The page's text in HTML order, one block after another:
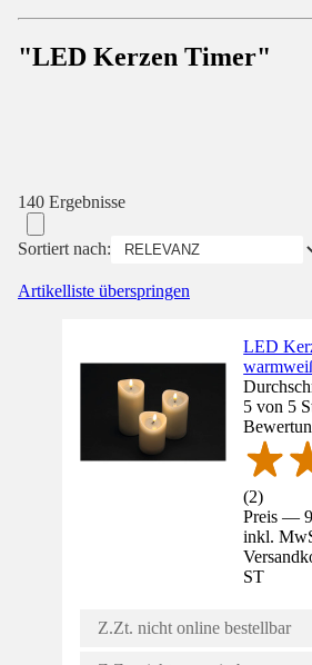
"LED Kerzen Timer"
140 Ergebnisse
Sortiert nach:
Artikelliste überspringen
LED
5 von 5
(2)
Preis —
inkl.
ST
Z.Zt. nicht online bestellbar